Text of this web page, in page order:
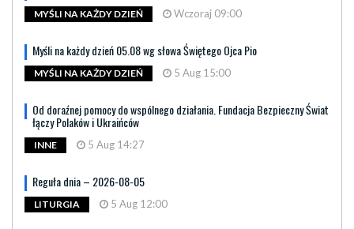
MYŚLI NA KAŻDY DZIEŃ Wczoraj 09:00
Myśli na każdy dzień 05.08 wg słowa Świętego Ojca Pio
MYŚLI NA KAŻDY DZIEŃ 5 Aug 15:00
Od doraźnej pomocy do wspólnego działania. Fundacja Bezpieczny Świat
łączy Polaków i Ukraińców
INNE 5 Aug 14:27
Reguła dnia – 2026-08-05
LITURGIA 5 Aug 12:00